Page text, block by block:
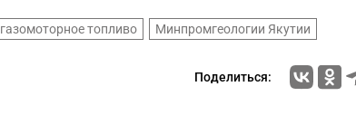
газомоторное топливо Минпромгеологии Якутии
Поделиться: